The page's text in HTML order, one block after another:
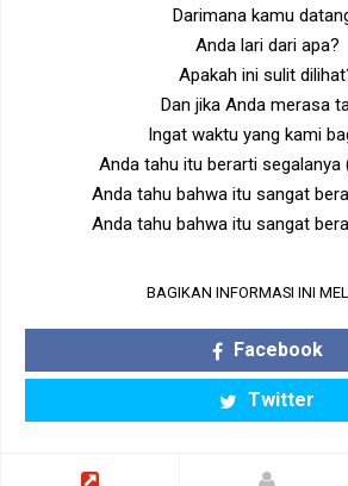
Darimana kamu
Anda lari dari apa?
Apakah ini sulit
Dan jika Anda merasa
Ingat waktu yang kami
Anda tahu itu berarti segalanya
Anda tahu bahwa itu sangat
Anda tahu bahwa itu sangat
BAGIKAN INFORMASI INI
Facebook
Twitter